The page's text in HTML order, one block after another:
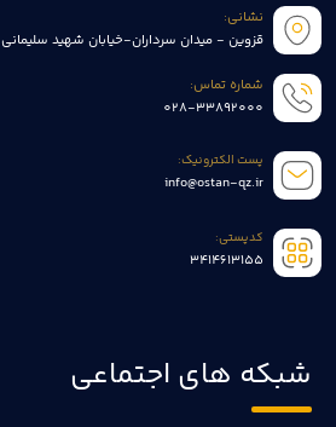
نشانی:
قزوین - میدان سرداران-خیابان شهید سلیمانی
شماره تماس:
028-33892000
پست الکترونیک:
info@ostan-qz.ir
کدپستی:
3414613155
شبکه های اجتماعی